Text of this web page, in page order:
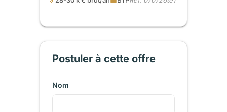
Postuler à cette offre
Nom